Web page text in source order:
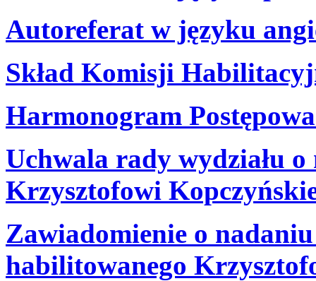
Autoreferat w języku
Skład Komisji
Harmonogram
Uchwala rady wydziału
Krzysztofowi
Zawiadomienie o
habilitowanego